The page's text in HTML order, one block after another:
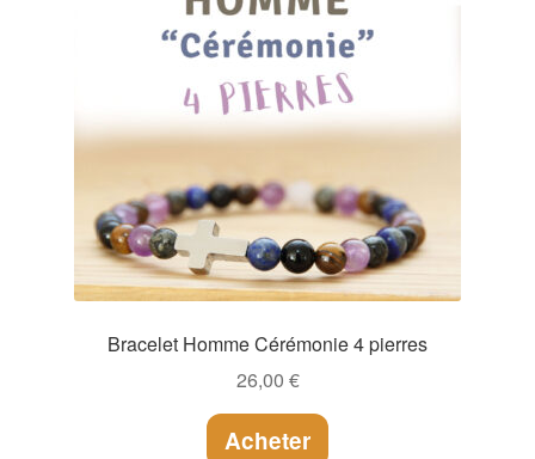
Bracelet Homme Cérémonie 4 pierres
26,00 €
Acheter